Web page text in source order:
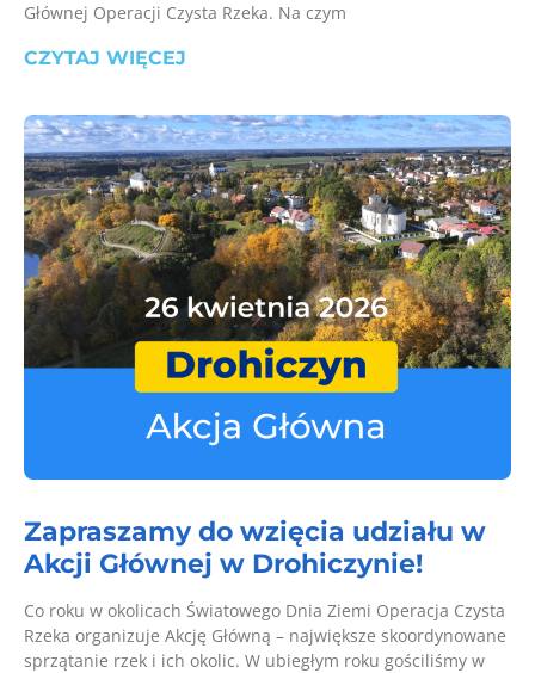
Głównej Operacji Czysta Rzeka. Na czym
CZYTAJ WIĘCEJ
Zapraszamy do wzięcia udziału w
Akcji Głównej w Drohiczynie!
Co roku w okolicach Światowego Dnia Ziemi Operacja Czysta
Rzeka organizuje Akcję Główną – największe skoordynowane
sprzątanie rzek i ich okolic. W ubiegłym roku gościliśmy w